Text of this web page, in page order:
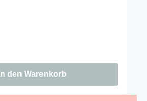
In den Warenkorb